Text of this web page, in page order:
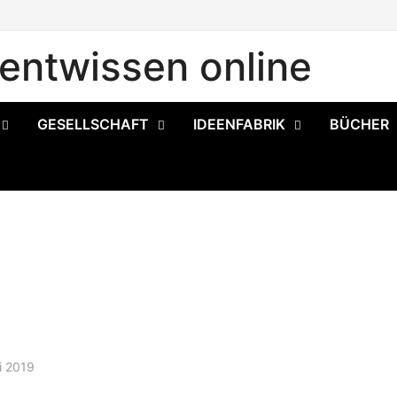
online
GESELLSCHAFT IDEENFABRIK BÜCHER
2019